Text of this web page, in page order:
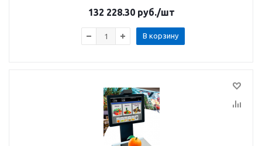
132 228.30руб./шт
В корзину